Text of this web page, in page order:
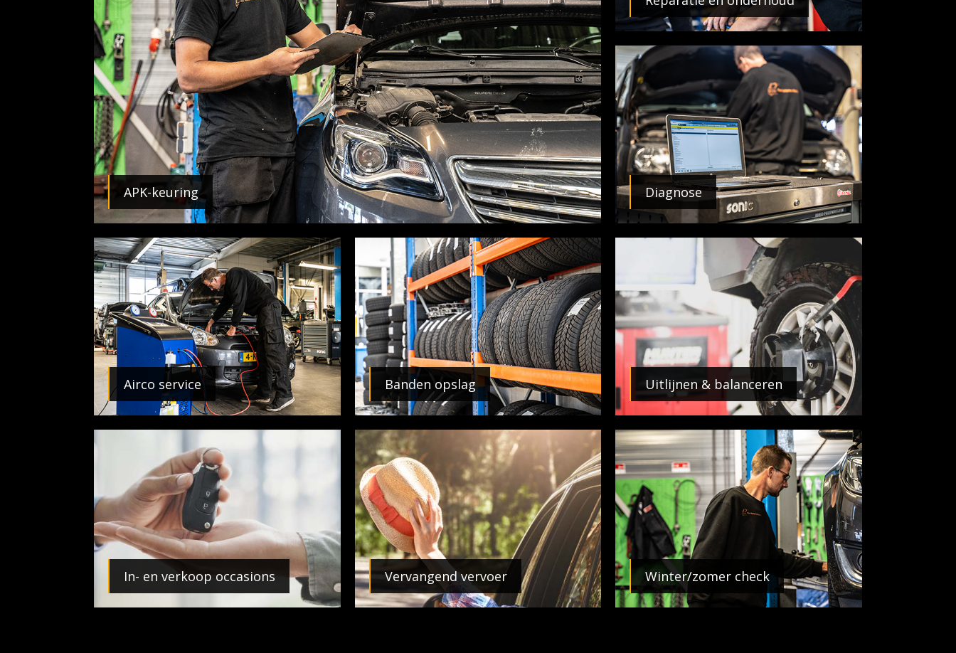
APK-keuring Diagnose
Airco service Banden opslag Uitlijnen & balanceren
In- en verkoop occasions Vervangend vervoer Winter/zomer check